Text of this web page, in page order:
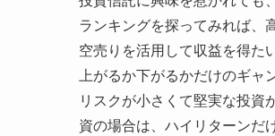
ランキングを探ってみれば、
空売りを活用して収益を得た
上がるか下がるかだけのギャ
リスクが小さくて堅実な投資
資の場合は、ハイリターンだ